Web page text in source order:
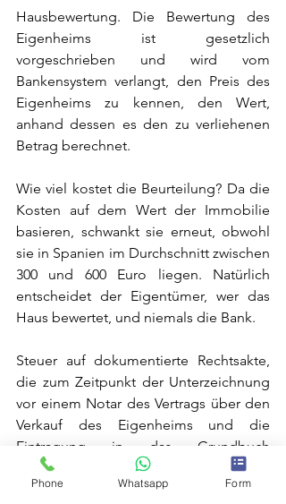
Hausbewertung. Die Bewertung des
Eigenheims ist gesetzlich
vorgeschrieben und wird vom
Bankensystem verlangt, den Preis des
Eigenheims zu kennen, den Wert,
anhand dessen es den zu verliehenen
Betrag berechnet.
Wie viel kostet die Beurteilung? Da die
Kosten auf dem Wert der Immobilie
basieren, schwankt sie erneut, obwohl
sie in Spanien im Durchschnitt zwischen
300 und 600 Euro liegen. Natürlich
entscheidet der Eigentümer, wer das
Haus bewertet, und niemals die Bank.
Steuer auf dokumentierte Rechtsakte,
die zum Zeitpunkt der Unterzeichnung
vor einem Notar des Vertrags über den
Verkauf des Eigenheims und die
Eintragung in das Grundbuch
unterzeichnet wird.
Phone Whatsapp Form